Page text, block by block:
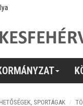
SPORTÁGAK